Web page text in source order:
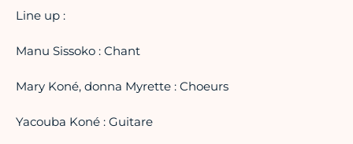
Line up :
Manu Sissoko : Chant
Mary Koné, donna Myrette : Choeurs
Yacouba Koné : Guitare